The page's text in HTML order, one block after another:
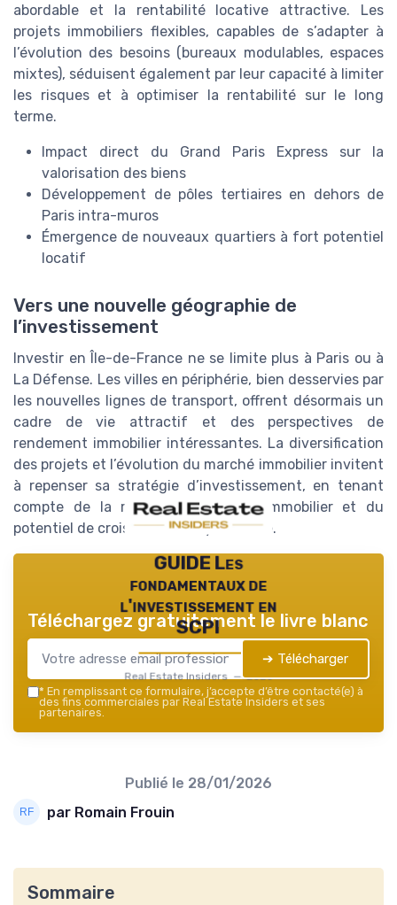
abordable et la rentabilité locative attractive. Les
projets immobiliers flexibles, capables de s’adapter à
l’évolution des besoins (bureaux modulables, espaces
mixtes), séduisent également par leur capacité à limiter
les risques et à optimiser la rentabilité sur le long
terme.
Impact direct du Grand Paris Express sur la
valorisation des biens
Développement de pôles tertiaires en dehors de
Paris intra-muros
Émergence de nouveaux quartiers à fort potentiel
locatif
Vers une nouvelle géographie de
l’investissement
Investir en Île-de-France ne se limite plus à Paris ou à
La Défense. Les villes en périphérie, bien desservies par
les nouvelles lignes de transport, offrent désormais un
cadre de vie attractif et des perspectives de
rendement immobilier intéressantes. La diversification
des projets et l’évolution du marché immobilier invitent
à repenser sa stratégie d’investissement, en tenant
compte de la rentabilité, du prix immobilier et du
potentiel de croissance à moyen terme.
GUIDE Les
fondamentaux de
l'investissement en
SCPI
Real Estate Insiders — 2026
Téléchargez gratuitement le livre blanc
➔ Télécharger
* En remplissant ce formulaire, j’accepte d’être contacté(e) à
des fins commerciales par Real Estate Insiders et ses
partenaires.
Publié le 28/01/2026
par Romain Frouin
Sommaire